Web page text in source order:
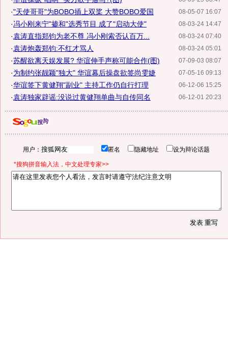
08-05-07 16:07
·"天使哥哥"为BOBO插上双桨 大赞BOBO爱国
08-03-24 14:47
·冯小刚来宁"掺和"选秀节目 成了"启动大使"
08-03-24 07:40
·袁涛直指郑钧为老不尊 冯小刚索否认百万...
08-03-24 05:01
·袁涛炮轰郑钧:不红才骂人
07-09-03 08:07
·苏醒欲离天娱发展? 华谊伸手声称可能合作(图)
07-05-16 09:13
·为制约张靓颖"独大" 华谊幕后操盘欲签尚雯婕
06-12-06 15:25
·华谊签下黄健翔"副业" 主持工作仍自行打理
06-12-01 20:23
·袁涛独家辟谣:没说过黄健翔单曲与自传同名
用户： 匿名 隐藏地址 设为辩论话题
*搜狗拼音输入法，中文处理专家>>